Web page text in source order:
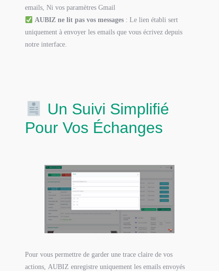
emails, Ni vos paramètres Gmail
AUBIZ ne lit pas vos messages : Le lien établi sert
uniquement à envoyer les emails que vous écrivez depuis
notre interface.
Un Suivi Simplifié
Pour Vos Échanges
Pour vous permettre de garder une trace claire de vos
actions, AUBIZ enregistre uniquement les emails envoyés